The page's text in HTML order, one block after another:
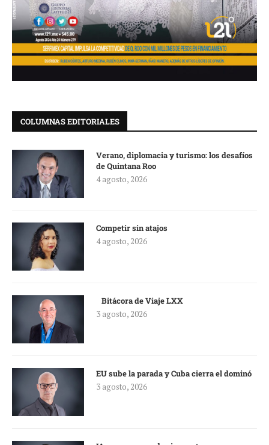
COLUMNAS EDITORIALES
Verano, diplomacia y turismo: los desafíos
de Quintana Roo
4 agosto, 2026
Competir sin atajos
4 agosto, 2026
Bitácora de Viaje LXX
3 agosto, 2026
EU sube la parada y Cuba cierra el dominó
3 agosto, 2026